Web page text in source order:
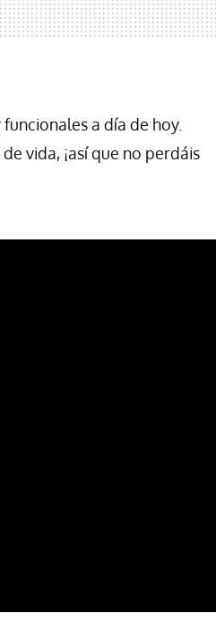
a día de hoy.
vida, ¡así que no perdáis